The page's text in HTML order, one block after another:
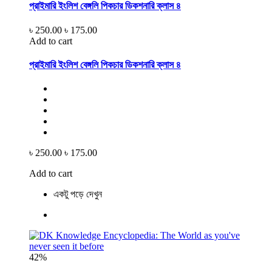
প্রাইমারি ইংলিশ বেঙ্গলি পিকচার ডিকশনারি ক্লাস ৪
৳ 250.00 ৳ 175.00
Add to cart
প্রাইমারি ইংলিশ বেঙ্গলি পিকচার ডিকশনারি ক্লাস ৪
৳ 250.00 ৳ 175.00
Add to cart
একটু পড়ে দেখুন
42%